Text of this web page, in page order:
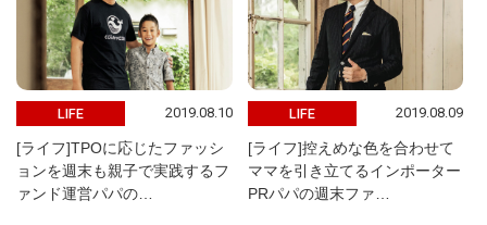
LIFE 2019.08.10
[ライフ]TPOに応じたファッシ
ョンを週末も親子で実践するフ
ァンド運営パパの…
LIFE 2019.08.09
[ライフ]控えめな色を合わせて
ママを引き立てるインポーター
PRパパの週末ファ…